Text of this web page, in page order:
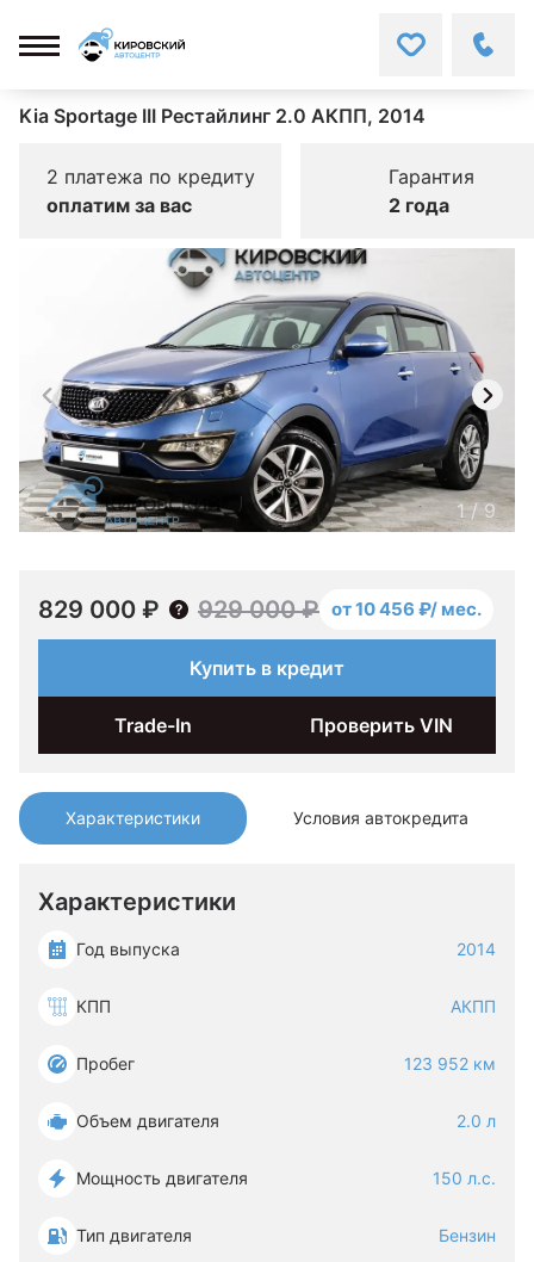
Kia Sportage III Рестайлинг 2.0 АКПП, 2014
2 платежа по кредиту
оплатим за вас
Гарантия
2 года
Характеристики Условия автокредита
Характеристики
Год выпуска 2014
КПП АКПП
Пробег 123 952 км
Объем двигателя 2.0 л
Мощность двигателя 150 л.с.
Тип двигателя Бензин
1 / 9
829 000 ₽ 929 000 ₽ от 10 456 ₽/ мес.
Купить в кредит
Trade-In Проверить VIN